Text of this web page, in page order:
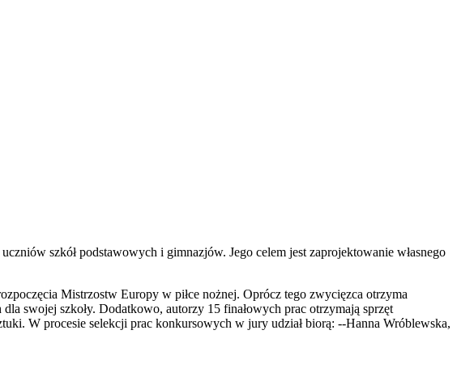
szkół podstawowych i gimnazjów. Jego celem jest zaprojektowanie własnego
Mistrzostw Europy w piłce nożnej. Oprócz tego zwycięzca otrzyma
swojej szkoły. Dodatkowo, autorzy 15 finałowych prac otrzymają sprzęt
W procesie selekcji prac konkursowych w jury udział biorą: --Hanna Wróblewska,